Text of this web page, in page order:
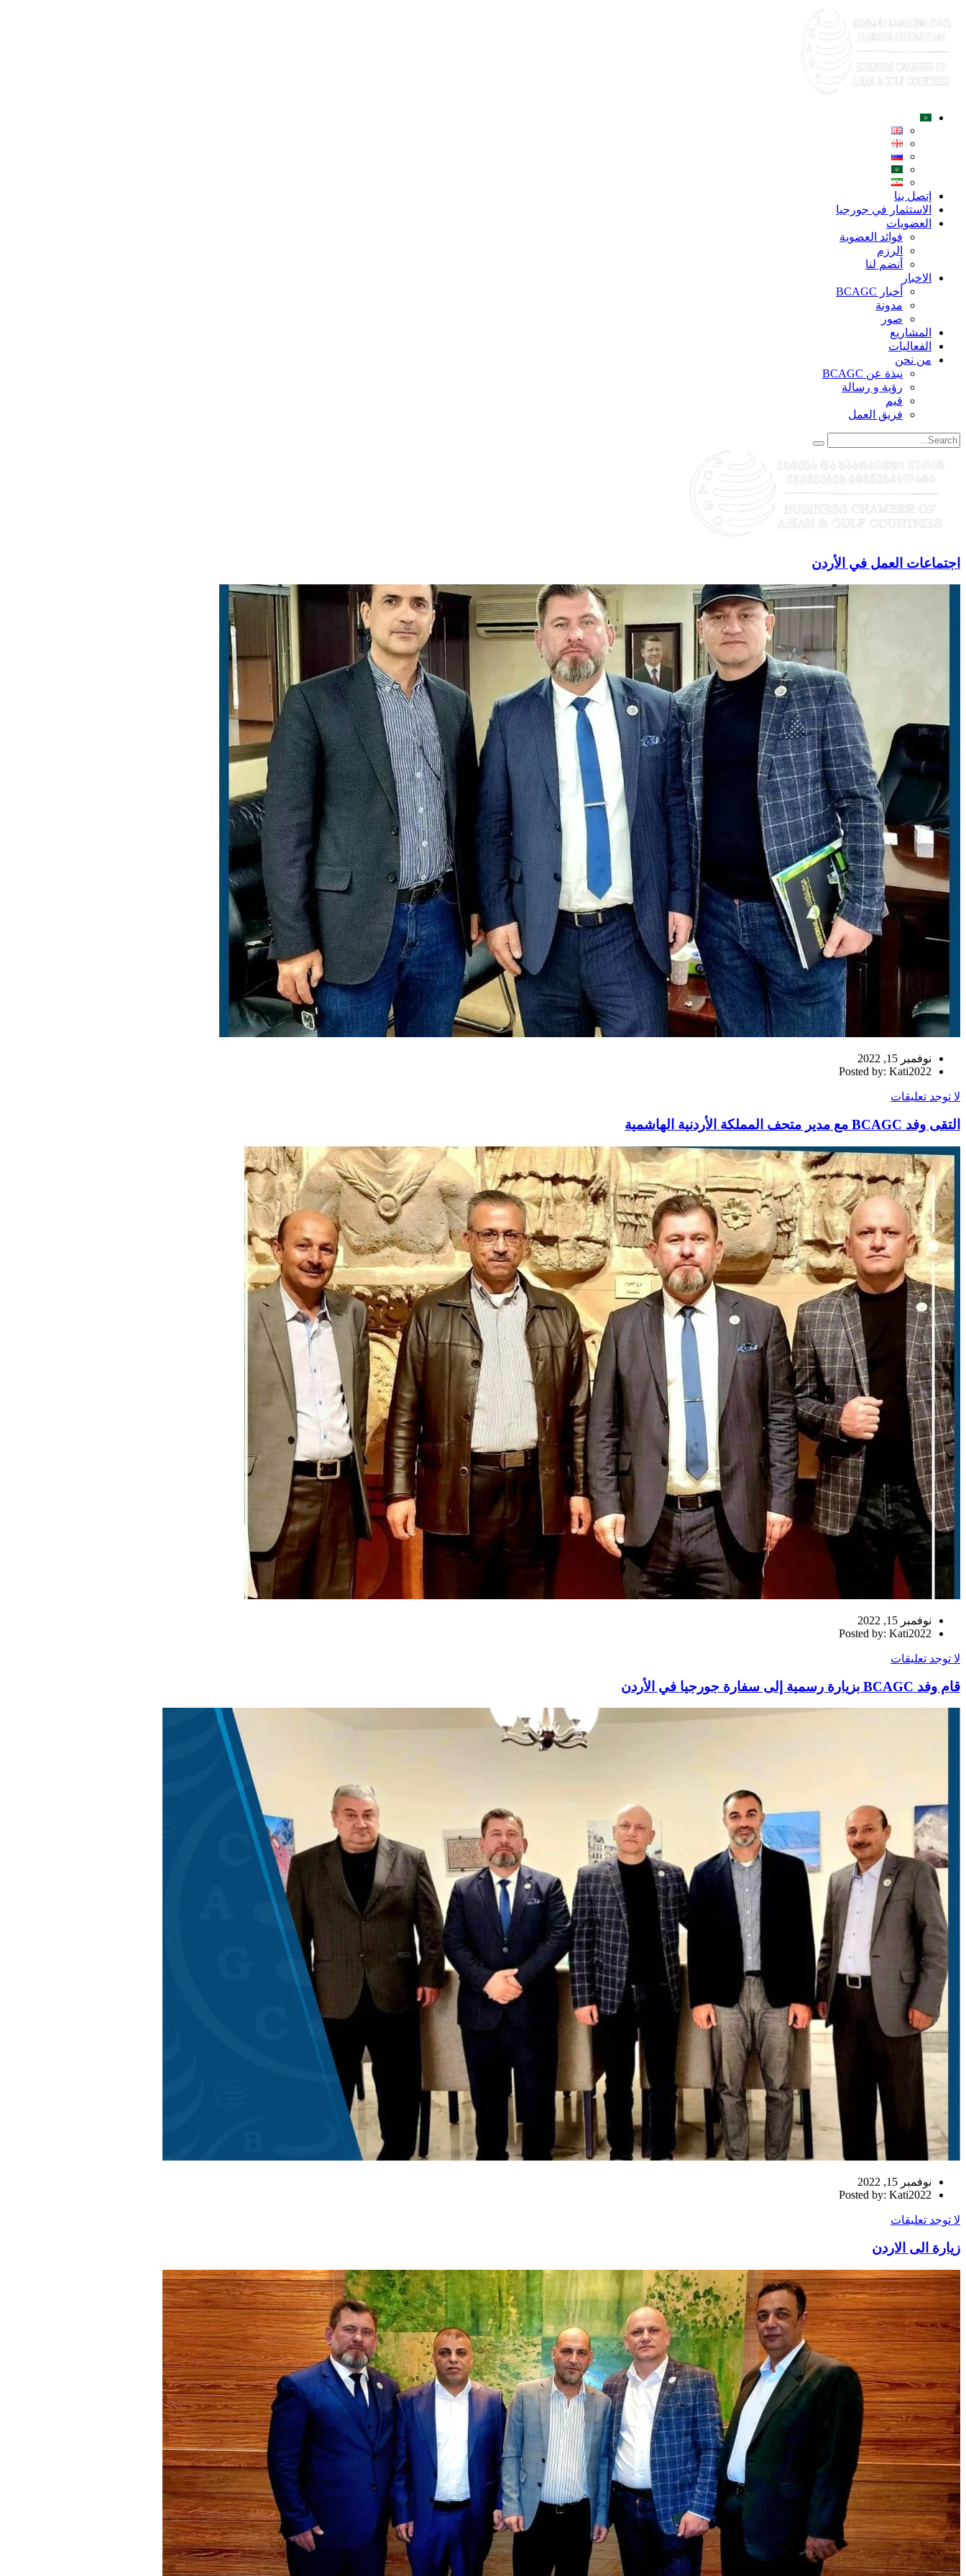
إتصل بنا
الاستثمار في جورجيا
العضويات
فوائد العضوية
الرزم
أنضم لنا
الاخبار
أخبار BCAGC
مدونة
صور
المشاريع
الفعاليات
من نحن
نبذة عن BCAGC
رؤية و رسالة
قيم
فريق العمل
اجتماعات العمل في الأردن
نوفمبر 15, 2022
Posted by: Kati2022
لا توجد تعليقات
التقى وفد BCAGC مع مدير متحف المملكة الأردنية الهاشمية
نوفمبر 15, 2022
Posted by: Kati2022
لا توجد تعليقات
قام وفد BCAGC بزيارة رسمية إلى سفارة جورجيا في الأردن
نوفمبر 15, 2022
Posted by: Kati2022
لا توجد تعليقات
زيارة الى الاردن